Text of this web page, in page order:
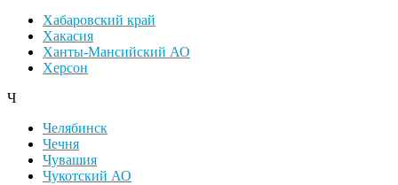
Хабаровский край
Хакасия
Ханты-Мансийский АО
Херсон
Ч
Челябинск
Чечня
Чувашия
Чукотский АО